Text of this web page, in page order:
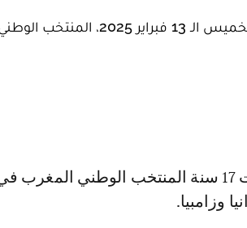
وضعت قرعة كأس إفريقيا لكرة القدم لأقل من 17 سنة، التي أجريت يومه الخميس الـ 13 فبراير
وزامبيا.